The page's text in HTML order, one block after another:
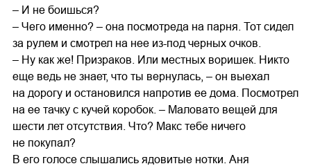
– И не боишься?
– Чего именно? – она посмотреда на парня. Тот сидел
за рулем и смотрел на нее из-под черных очков.
– Ну как же! Призраков. Или местных воришек. Никто
еще ведь не знает, что ты вернулась, – он выехал
на дорогу и остановился напротив ее дома. Посмотрел
на ее тачку с кучей коробок. – Маловато вещей для
шести лет отсутствия. Что? Макс тебе ничего
не покупал?
В его голосе слышались ядовитые нотки. Аня